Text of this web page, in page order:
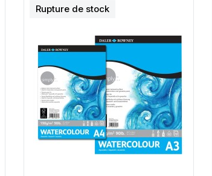
Rupture de stock